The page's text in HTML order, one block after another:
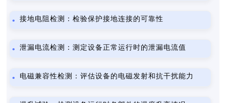
接地电阻检测：检验保护接地连接的可靠性
泄漏电流检测：测定设备正常运行时的泄漏电流值
电磁兼容性检测：评估设备的电磁发射和抗干扰能力